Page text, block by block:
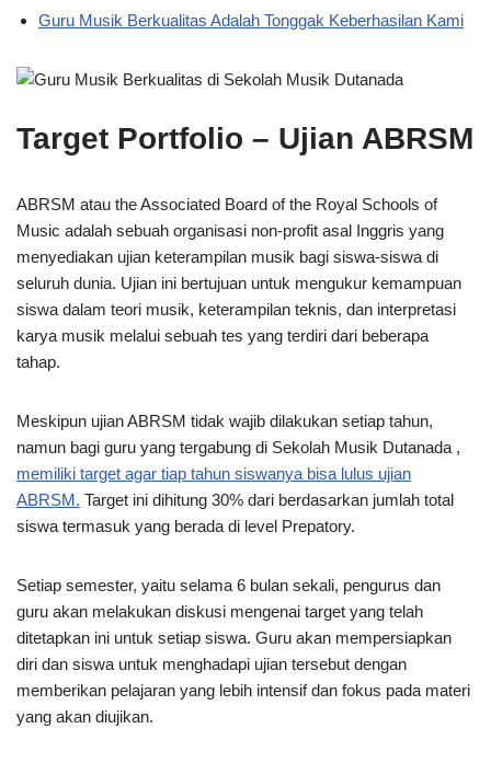
Guru Musik Berkualitas Adalah Tonggak Keberhasilan Kami
Target Portfolio – Ujian ABRSM
ABRSM atau the Associated Board of the Royal Schools of
Music adalah sebuah organisasi non-profit asal Inggris yang
menyediakan ujian keterampilan musik bagi siswa-siswa di
seluruh dunia. Ujian ini bertujuan untuk mengukur kemampuan
siswa dalam teori musik, keterampilan teknis, dan interpretasi
karya musik melalui sebuah tes yang terdiri dari beberapa
tahap.
Meskipun ujian ABRSM tidak wajib dilakukan setiap tahun,
namun bagi guru yang tergabung di Sekolah Musik Dutanada ,
memiliki target agar tiap tahun siswanya bisa lulus ujian
ABRSM. Target ini dihitung 30% dari berdasarkan jumlah total
siswa termasuk yang berada di level Prepatory.
Setiap semester, yaitu selama 6 bulan sekali, pengurus dan
guru akan melakukan diskusi mengenai target yang telah
ditetapkan ini untuk setiap siswa. Guru akan mempersiapkan
diri dan siswa untuk menghadapi ujian tersebut dengan
memberikan pelajaran yang lebih intensif dan fokus pada materi
yang akan diujikan.